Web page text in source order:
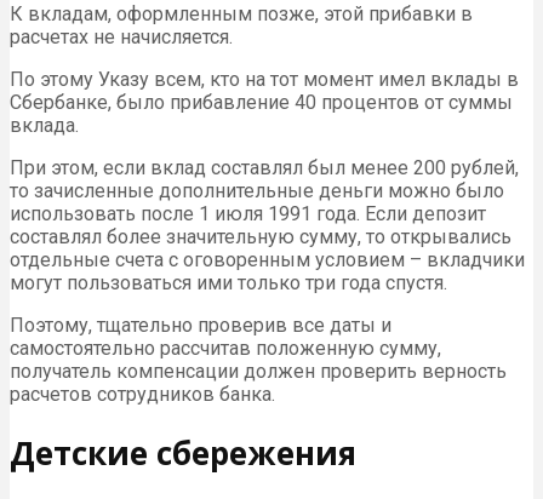
К вкладам, оформленным позже, этой прибавки в
расчетах не начисляется.
По этому Указу всем, кто на тот момент имел вклады в
Сбербанке, было прибавление 40 процентов от суммы
вклада.
При этом, если вклад составлял был менее 200 рублей,
то зачисленные дополнительные деньги можно было
использовать после 1 июля 1991 года. Если депозит
составлял более значительную сумму, то открывались
отдельные счета с оговоренным условием – вкладчики
могут пользоваться ими только три года спустя.
Поэтому, тщательно проверив все даты и
самостоятельно рассчитав положенную сумму,
получатель компенсации должен проверить верность
расчетов сотрудников банка.
Детские сбережения